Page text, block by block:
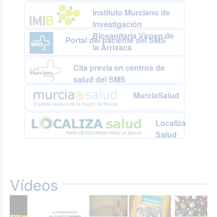
Instituto Murciano de
Investigación
Biosanitaria Virgen de
la Arrixaca
Portal del paciente del SMS
Cita previa en centros de
salud del SMS
MurciaSalud
Localiza
Salud
Vídeos